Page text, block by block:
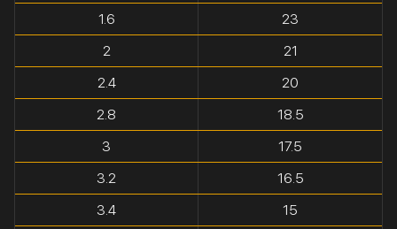
1.6
23
2
21
2.4
20
2.8
18.5
3
17.5
3.2
16.5
3.4
15